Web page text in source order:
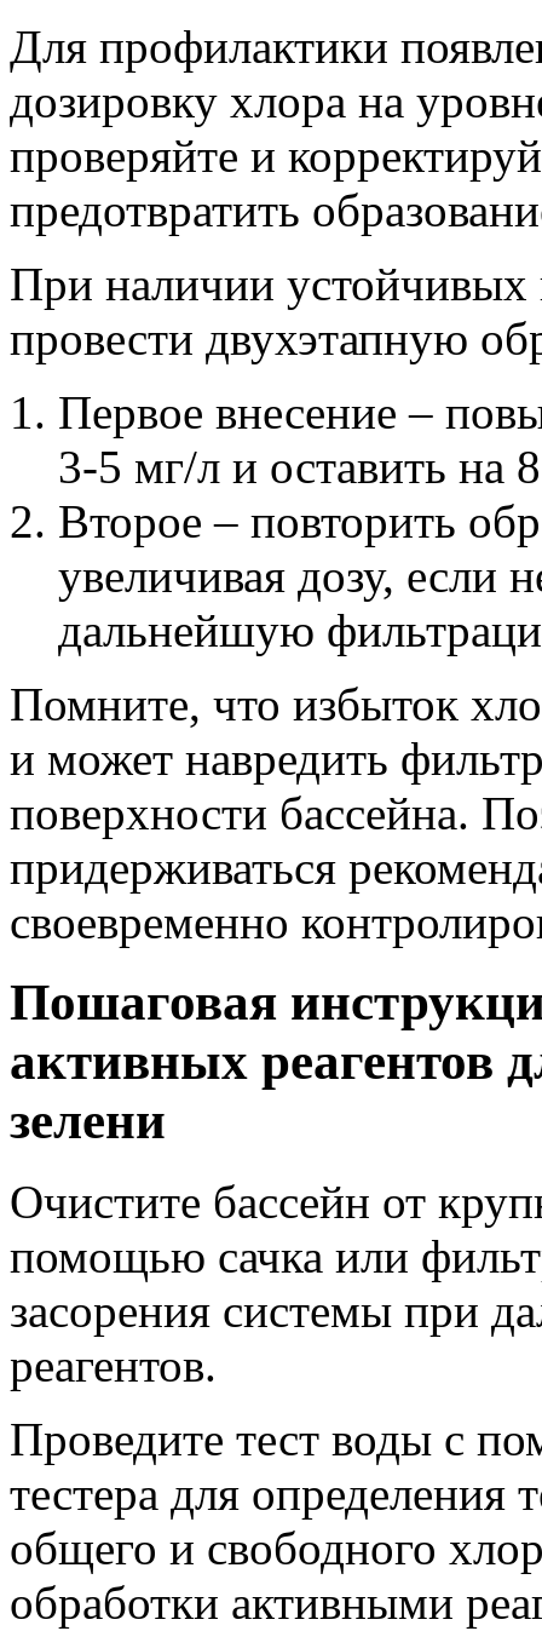
Для профилактики
дозировку хлора на
проверяйте и
предотвратить
При наличии устойчивых
провести двухэтапную
Первое внесение –
3-5 мг/л и оставить на
Второе – повторить
увеличивая дозу, если
дальнейшую
Помните, что избыток
и может навредить
поверхности бассейна.
придерживаться
своевременно
Пошаговая
активных реагентов
зелени
Очистите бассейн от
помощью сачка или
засорения системы при
реагентов.
Проведите тест воды с
тестера для
общего и свободного
обработки активными